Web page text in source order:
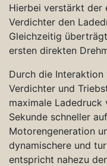
Hierbei verstärkt der
Verdichter den
Gleichzeitig
ersten direkten
Durch die
Verdichter und
maximale
Sekunde schneller
Motorengeneration
dynamischere und
entspricht nahezu